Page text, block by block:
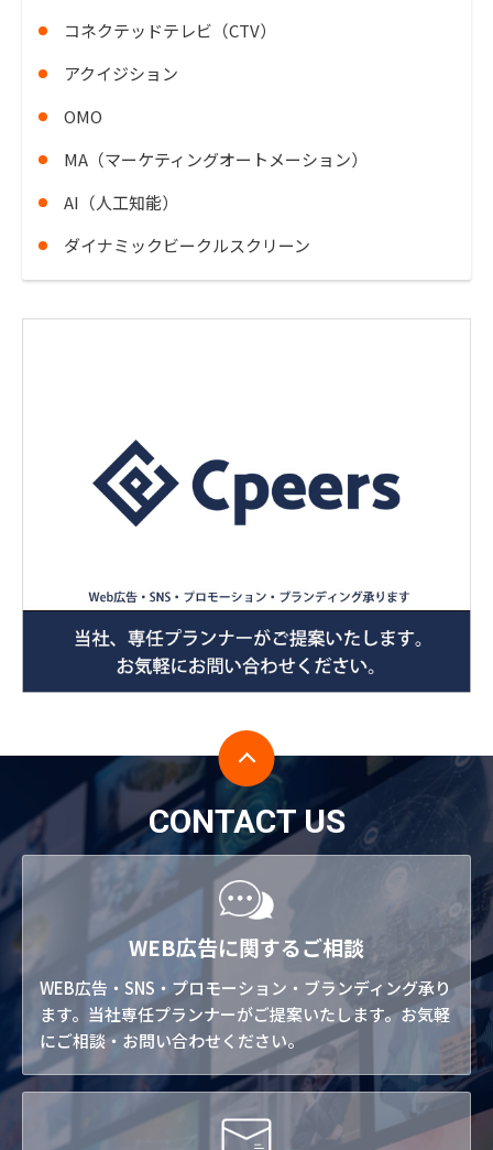
コネクテッドテレビ（CTV）
アクイジション
OMO
MA（マーケティングオートメーション）
AI（人工知能）
ダイナミックビークルスクリーン
CONTACT US
WEB広告に関するご相談
WEB広告・SNS・プロモーション・ブランディング承り
ます。当社専任プランナーがご提案いたします。お気軽
にご相談・お問い合わせください。